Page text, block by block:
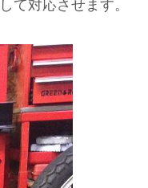
て対応させます。